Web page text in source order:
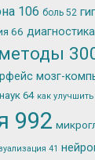
106 боль 52
66 диагностика
мозг-
64 как
992
41